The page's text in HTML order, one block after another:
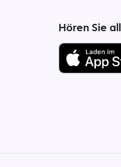
Hören Sie